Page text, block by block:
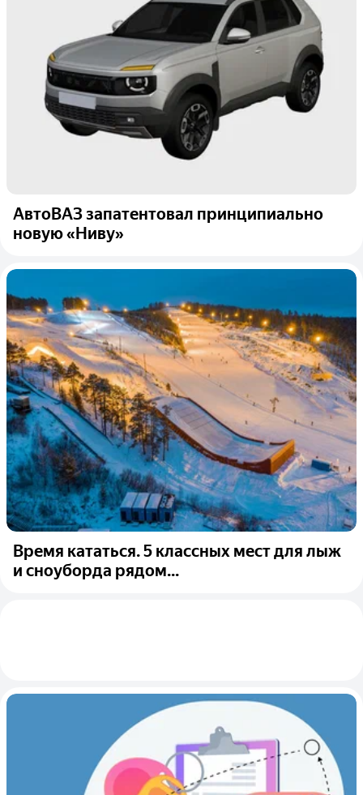
АвтоВАЗ запатентовал принципиально
новую «Ниву»
Время кататься. 5 классных мест для лыж
и сноуборда рядом...